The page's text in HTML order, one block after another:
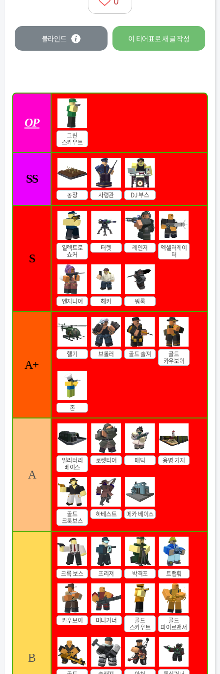
블라인드 이 티어표로 새 글 작성
OP
그린
스카우트
SS
농장 사령관 DJ 부스
S
일렉트로
쇼커
터렛 레인저 엑셀러레이
터
엔지니어 해커 워록
A+
헬기 브롤러 골드 솔져 골드
카우보이
존
A
밀리터리
베이스
로켓티어 매딕 용병 기지
골드
크룩보스
하베스트 메카 베이스
B
크룩 보스 프리져 박격포 트랩훠
카우보이 미니거너 골드
스카우트
골드
파이로맨서